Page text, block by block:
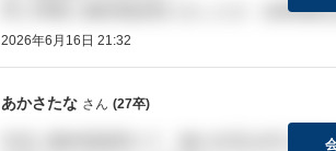
同じ時期に最終面談受けましたが、結果通
2026年6月16日 21:32
あかさたな さん (27卒)
5/25に最終面接受けて、確か合否は6月上旬